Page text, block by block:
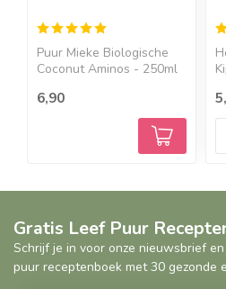
Puur Mieke Biologische
Coconut Aminos - 250ml
6,90
Gratis Leef Puur
Schrijf je in voor onze nieuwsbrief
puur receptenboek met 30 gezonde